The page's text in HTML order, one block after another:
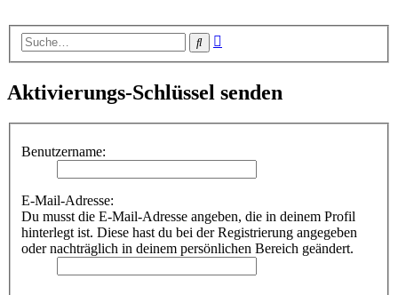
Suche
Aktivierungs-Schlüssel senden
Benutzername:
E-Mail-Adresse:
Du musst die E-Mail-Adresse angeben, die in deinem Profil
hinterlegt ist. Diese hast du bei der Registrierung angegeben
oder nachträglich in deinem persönlichen Bereich geändert.